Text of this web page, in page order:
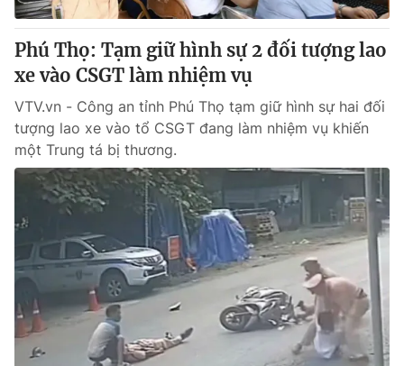
Phú Thọ: Tạm giữ hình sự 2 đối tượng lao
xe vào CSGT làm nhiệm vụ
VTV.vn - Công an tỉnh Phú Thọ tạm giữ hình sự hai đối
tượng lao xe vào tổ CSGT đang làm nhiệm vụ khiến
một Trung tá bị thương.